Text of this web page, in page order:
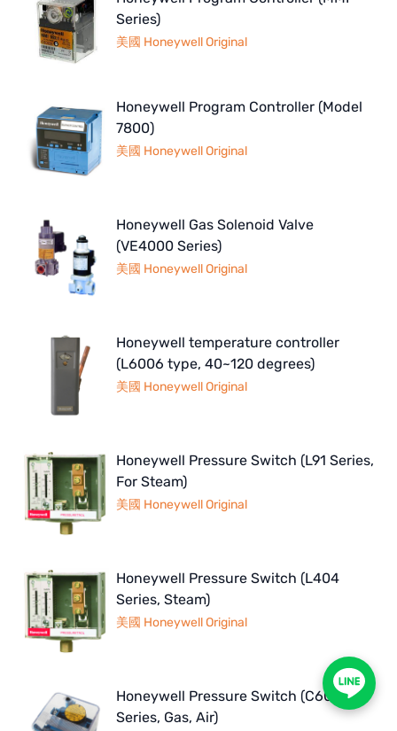
Series)
美國 Honeywell Original
Honeywell Program Controller (Model
7800)
美國 Honeywell Original
Honeywell Gas Solenoid Valve
(VE4000 Series)
美國 Honeywell Original
Honeywell temperature controller
(L6006 type, 40~120 degrees)
美國 Honeywell Original
Honeywell Pressure Switch (L91 Series,
For Steam)
美國 Honeywell Original
Honeywell Pressure Switch (L404
Series, Steam)
美國 Honeywell Original
Honeywell Pressure Switch (C6097
Series, Gas, Air)